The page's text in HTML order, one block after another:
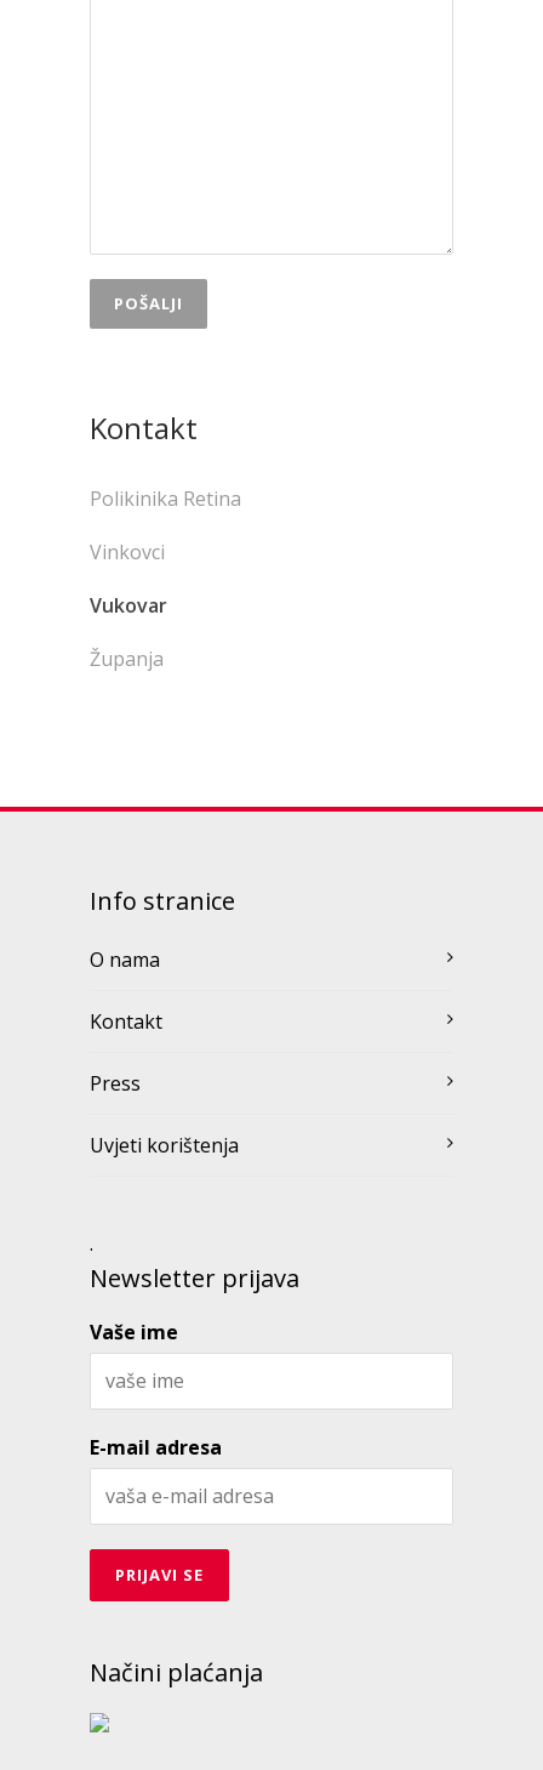
Kontakt
Polikinika Retina
Vinkovci
Vukovar
Županja
Info stranice
O nama
Kontakt
Press
Uvjeti korištenja
.
Newsletter prijava
Vaše ime
E-mail adresa
Načini plaćanja